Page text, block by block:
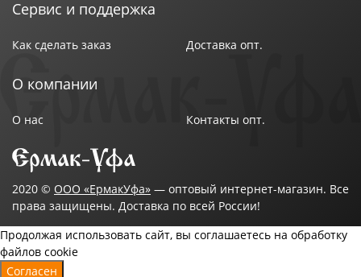
Сервис и поддержка
Как сделать заказ Доставка опт.
О компании
О нас Контакты опт.
2020 © ООО «ЕрмакУфа» — оптовый интернет-магазин. Все
права защищены. Доставка по всей России!
Продолжая использовать сайт, вы соглашаетесь на обработку
файлов cookie
Согласен